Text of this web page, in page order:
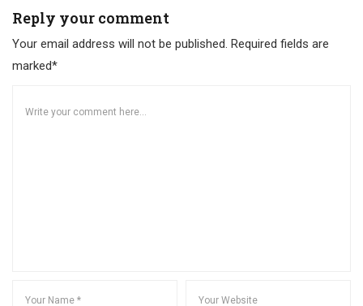
Reply your comment
Your email address will not be published. Required fields are
marked*